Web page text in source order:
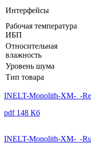
Интерфейсы
Рабочая температура
ИБП
Относительная
влажность
Уровень шума
Тип товара
INELT-Monolith-XM-_-
pdf 148 Кб
INELT-Monolith-XM-_-